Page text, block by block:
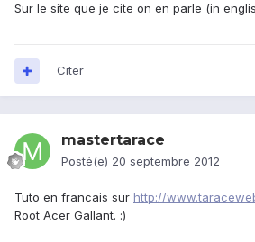
Sur le site que je cite on en parle (in
Citer
mastertarace
Posté(e) 20 septembre 2012
Tuto en francais sur http://
Root Acer Gallant. :)